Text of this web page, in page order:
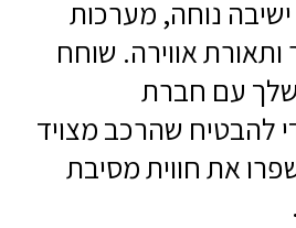
ישיבה נוחה, מערכות
ותאורת אווירה. שוחח
עם חברת
להבטיח שהרכב מצויד
את חווית מסיבת